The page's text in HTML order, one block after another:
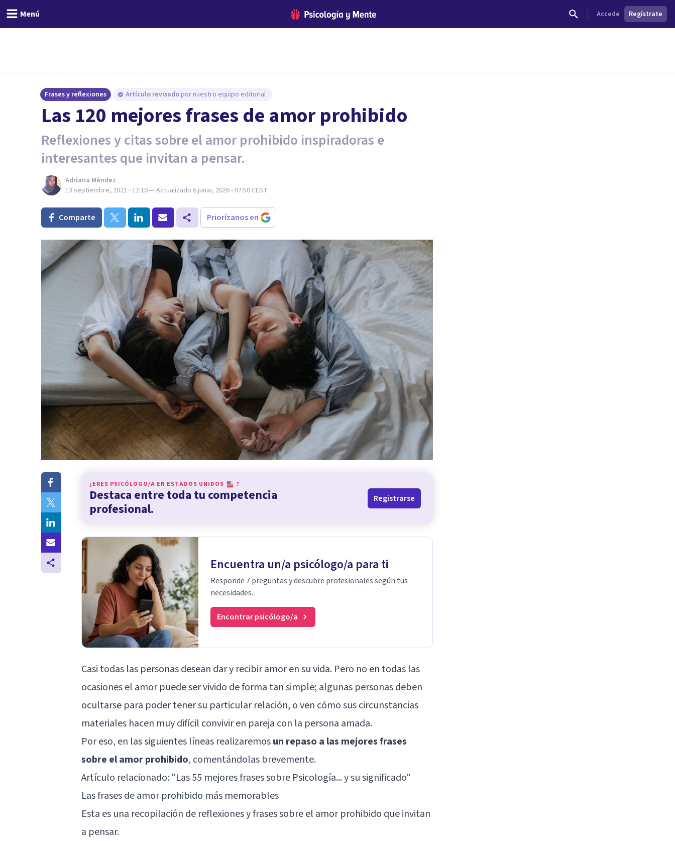
Menú Accede Regístrate
Frases y reflexiones Artículo revisado por nuestro equipo editorial
Las 120 mejores frases de amor prohibido
Reflexiones y citas sobre el amor prohibido inspiradoras e
interesantes que invitan a pensar.
Adriana Méndez
13 septiembre, 2021 - 12:10— Actualizado 6 junio, 2026 - 07:50 CEST
Comparte Priorízanos en
¿ERES PSICÓLOGO/A EN ESTADOS UNIDOS ?
Destaca entre toda tu competencia
profesional.
Registrarse
Encuentra un/a psicólogo/a para ti
Responde 7 preguntas y descubre profesionales según tus
necesidades.
Encontrar psicólogo/a
Casi todas las personas desean dar y recibir amor en su vida. Pero no en todas las
ocasiones el amor puede ser vivido de forma tan simple; algunas personas deben
ocultarse para poder tener su particular relación, o ven cómo sus circunstancias
materiales hacen muy difícil convivir en pareja con la persona amada.
Por eso, en las siguientes líneas realizaremosun repaso a las mejores frases
sobre el amor prohibido, comentándolas brevemente.
Artículo relacionado: "Las 55 mejores frases sobre Psicología... y su significado"
Las frases de amor prohibido más memorables
Esta es una recopilación de reflexiones y frases sobre el amor prohibido que invitan
a pensar.